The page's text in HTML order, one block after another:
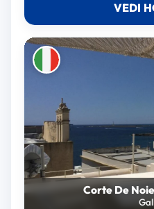
VEDI
Corte De